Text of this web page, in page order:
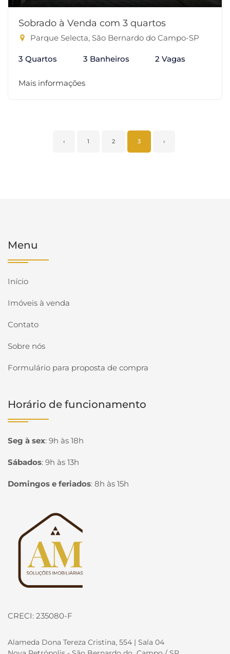
Sobrado à Venda com 3 quartos
Parque Selecta, São Bernardo do Campo-SP
3 Quartos 3 Banheiros 2 Vagas
Mais informações
‹ 1 2 3 ›
Menu
Início
Imóveis à venda
Contato
Sobre nós
Formulário para proposta de compra
Horário de funcionamento
Seg à sex: 9h às 18h
Sábados: 9h às 13h
Domingos e feriados: 8h às 15h
Página inicial
CRECI: 235080-F
Alameda Dona Tereza Cristina, 554 | Sala 04